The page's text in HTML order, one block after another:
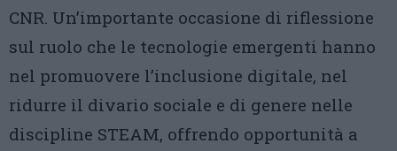
CNR. Un’importante occasione di riflessione
sul ruolo che le tecnologie emergenti hanno
nel promuovere l’inclusione digitale, nel
ridurre il divario sociale e di genere nelle
discipline STEAM, offrendo opportunità a